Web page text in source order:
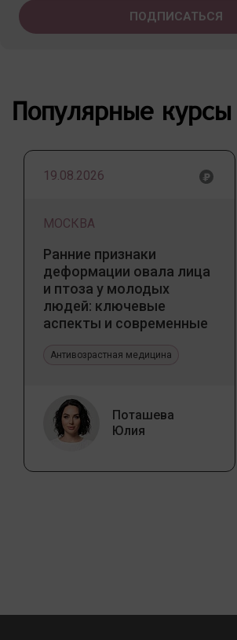
Популярные курсы
19.08.2026
МОСКВА
Ранние признаки
деформации овала лица
и птоза у молодых
людей: ключевые
аспекты и современные
Антивозрастная медицина
Поташева
Юлия